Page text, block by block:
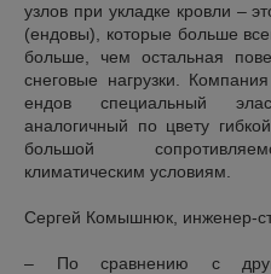
узлов при укладке кровли –
(ендовы), которые больше
больше, чем остальная
снеговые нагрузки.
ендов специальный
аналогичный по цвету
большой
климатическим условиям.
Сергей Комышнюк, инженер-
– По сравнению с